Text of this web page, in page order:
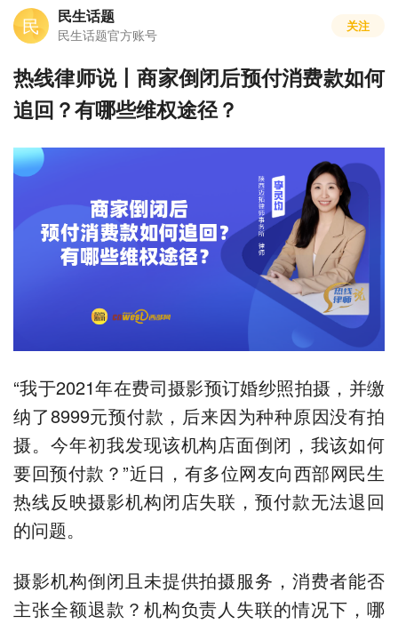
民 民生话题
民生话题官方账号
关注
热线律师说丨商家倒闭后预付消费款如何
追回？有哪些维权途径？
“我于2021年在费司摄影预订婚纱照拍摄，并缴
纳了8999元预付款，后来因为种种原因没有拍
摄。今年初我发现该机构店面倒闭，我该如何
要回预付款？”近日，有多位网友向西部网民生
热线反映摄影机构闭店失联，预付款无法退回
的问题。
摄影机构倒闭且未提供拍摄服务，消费者能否
主张全额退款？机构负责人失联的情况下，哪